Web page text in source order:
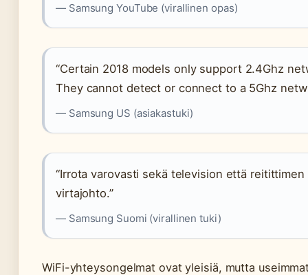
— Samsung YouTube (virallinen opas)
“Certain 2018 models only support 2.4Ghz
They cannot detect or connect to a 5Ghz
— Samsung US (asiakastuki)
“Irrota varovasti sekä television että reitittimen
virtajohto.”
— Samsung Suomi (virallinen tuki)
WiFi-yhteysongelmat ovat yleisiä, mutta